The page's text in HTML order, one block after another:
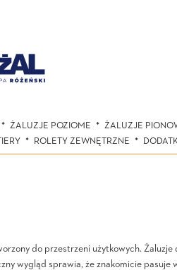
ŻALUZJE POZIOME ŻALUZJE
ROLETY ZEWNĘTRZNE
do przestrzeni użytkowych.
wygląd sprawia, że znakomicie pasuje